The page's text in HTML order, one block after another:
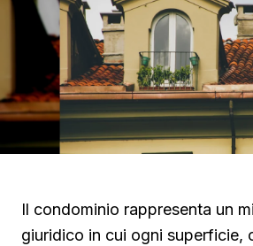
Il condominio rappresenta un
giuridico in cui ogni superficie,